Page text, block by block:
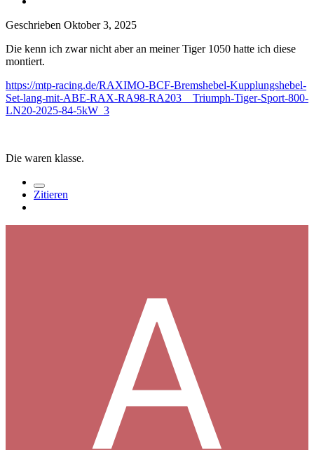
Geschrieben Oktober 3, 2025
Die kenn ich zwar nicht aber an meiner Tiger 1050 hatte ich diese
montiert.
https://mtp-racing.de/RAXIMO-BCF-Bremshebel-Kupplungshebel-
Set-lang-mit-ABE-RAX-RA98-RA203__Triumph-Tiger-Sport-800-
LN20-2025-84-5kW_3
Die waren klasse.
Zitieren